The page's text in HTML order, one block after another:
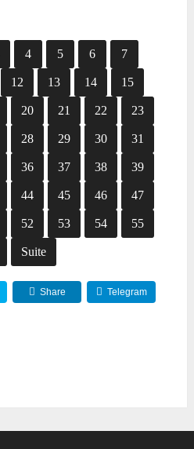
4 5 6 7
12 13 14 15
20 21 22 23
28 29 30 31
36 37 38 39
44 45 46 47
52 53 54 55
Suite
Share Telegram